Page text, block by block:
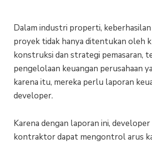
Dalam industri properti,
proyek tidak hanya ditentukan oleh
konstruksi dan strategi pemasaran,
pengelolaan keuangan perusahaan
karena itu, mereka perlu laporan
developer.
Karena dengan laporan ini, developer
kontraktor dapat mengontrol arus